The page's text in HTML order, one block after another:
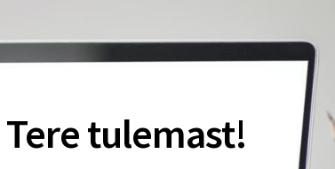
Tere tulemast!